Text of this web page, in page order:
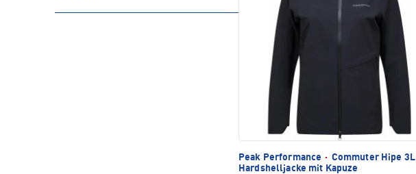
Peak Performance · Commuter Hipe 3L
Hardshelljacke mit Kapuze